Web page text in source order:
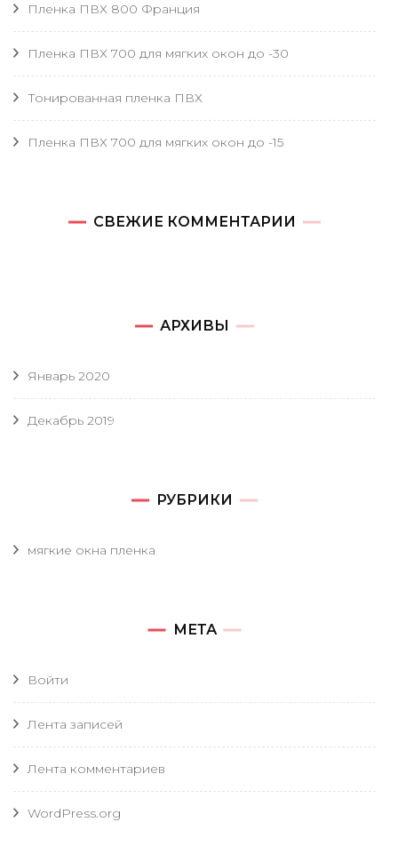
Пленка ПВХ 800 Франция
Пленка ПВХ 700 для мягких окон до -30
Тонированная пленка ПВХ
Пленка ПВХ 700 для мягких окон до -15
СВЕЖИЕ КОММЕНТАРИИ
АРХИВЫ
Январь 2020
Декабрь 2019
РУБРИКИ
мягкие окна пленка
МЕТА
Войти
Лента записей
Лента комментариев
WordPress.org